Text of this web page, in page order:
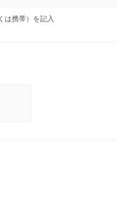
は携帯）を記入